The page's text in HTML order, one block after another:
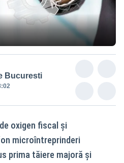
Bucuresti
oxigen fiscal și
microîntreprinderi
prima tăiere majoră și